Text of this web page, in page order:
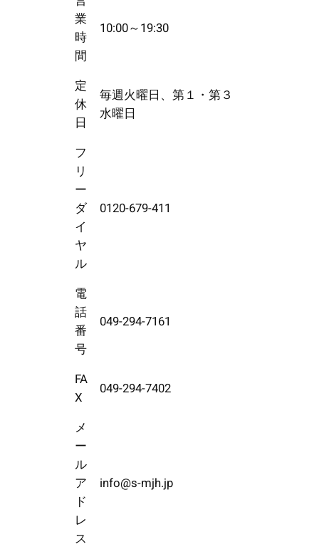
業
時
間
10:00～19:30
定
休
日
毎週火曜日、第１・第３
水曜日
フ
リ
ー
ダ
イ
ヤ
ル
0120-679-411
電
話
番
号
049-294-7161
FA
X
049-294-7402
メ
ー
ル
ア
ド
レ
ス
info@s-mjh.jp